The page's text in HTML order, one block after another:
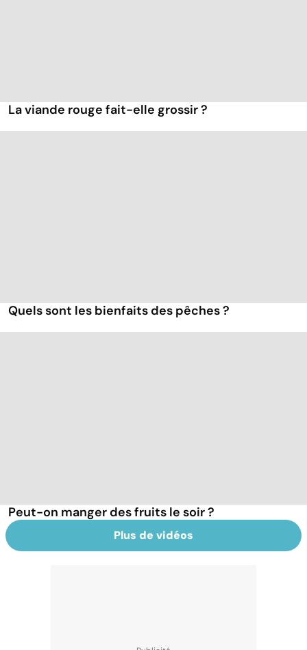
La viande rouge fait-elle grossir ?
Quels sont les bienfaits des pêches ?
Peut-on manger des fruits le soir ?
Plus de vidéos